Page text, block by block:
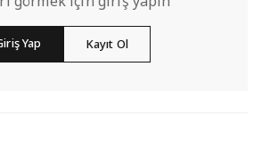
Yap Kayıt Ol